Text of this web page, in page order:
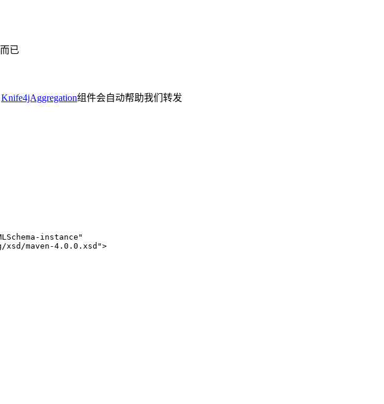
已
Knife4jAggregation组件会自动帮助我们转发
instance "
xsd/maven-4.0.0.xsd ">